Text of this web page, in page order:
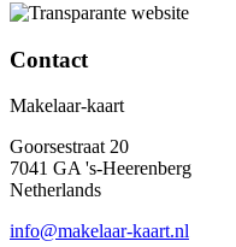
Contact
Makelaar-kaart
Goorsestraat 20
7041 GA 's-Heerenberg
Netherlands
info@makelaar-kaart.nl